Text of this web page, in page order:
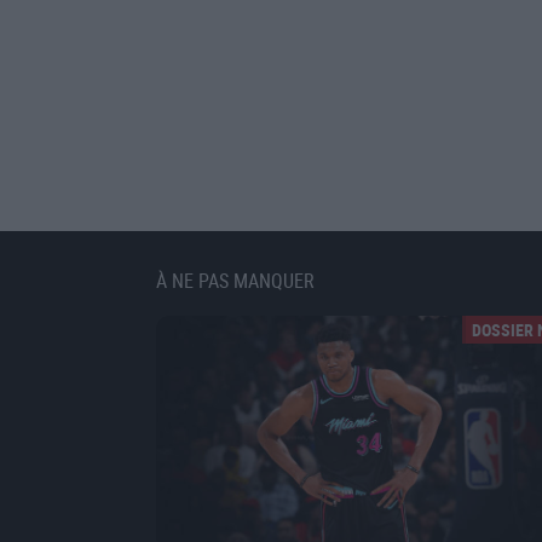
À NE PAS MANQUER
DOSSIER